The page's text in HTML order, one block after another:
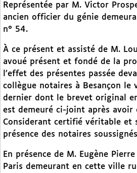
Représentée par M. Victor
ancien officier du génie
n° 54.
À ce présent et assisté de M.
avoué présent et fondé de la
l’effet des présentes passée
collègue notaires à Besançon
dernier dont le brevet original
est demeuré ci-joint après avoir
Considerant certifié véritable et
présence des notaires
En présence de M. Eugène
Paris demeurant en cette ville